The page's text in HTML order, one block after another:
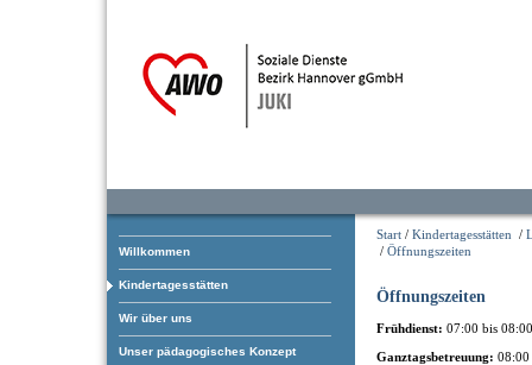
Willkommen
Kindertagesstätten
Wir über uns
Unser pädagogisches Konzept
Start / Kindertagesstätten /
/ Öffnungszeiten
Öffnungszeiten
Frühdienst: 07:00 bis
Ganztagsbetreuung: